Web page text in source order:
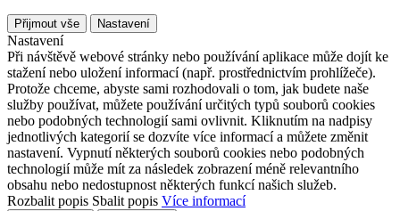
Přijmout vše Nastavení
Nastavení
Při návštěvě webové stránky nebo používání aplikace může dojít ke
stažení nebo uložení informací (např. prostřednictvím prohlížeče).
Protože chceme, abyste sami rozhodovali o tom, jak budete naše
služby používat, můžete používání určitých typů souborů cookies
nebo podobných technologií sami ovlivnit. Kliknutím na nadpisy
jednotlivých kategorií se dozvíte více informací a můžete změnit
nastavení. Vypnutí některých souborů cookies nebo podobných
technologií může mít za následek zobrazení méně relevantního
obsahu nebo nedostupnost některých funkcí našich služeb.
Rozbalit popis Sbalit popis Více informací